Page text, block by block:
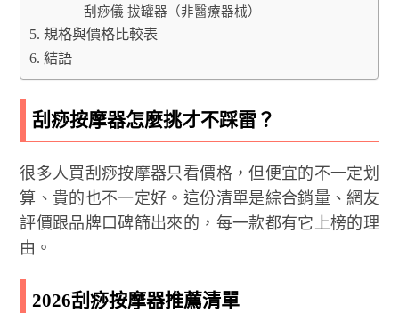
刮痧儀 拔罐器（非醫療器械）
規格與價格比較表
結語
刮痧按摩器怎麼挑才不踩雷？
很多人買刮痧按摩器只看價格，但便宜的不一定划
算、貴的也不一定好。這份清單是綜合銷量、網友
評價跟品牌口碑篩出來的，每一款都有它上榜的理
由。
2026刮痧按摩器推薦清單